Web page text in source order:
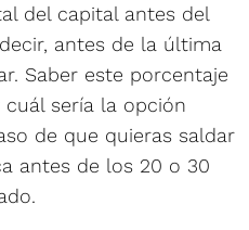
del capital antes del
antes de la última
Saber este porcentaje
sería la opción
de que quieras saldar
antes de los 20 o 30